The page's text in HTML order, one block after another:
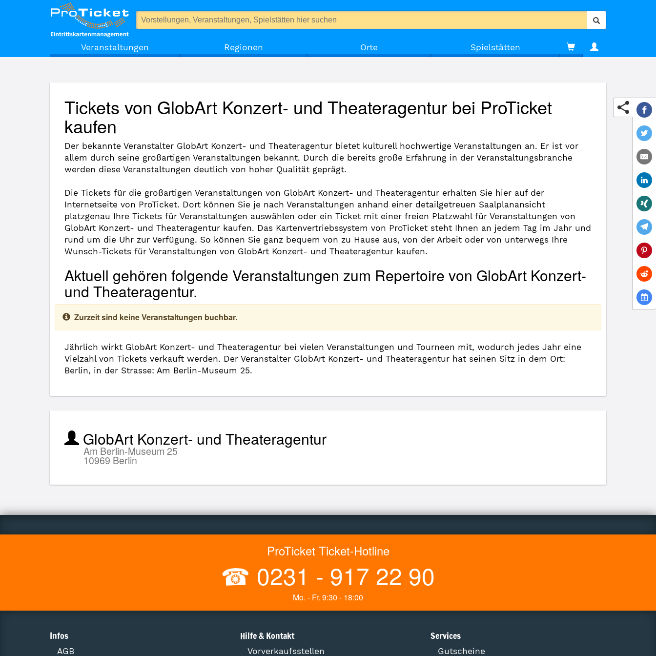
Veranstaltungen Regionen Orte Spielstätten
GlobArt Konzert- und Theateragentur
Tickets von GlobArt Konzert- und Theateragentur bei ProTicket
kaufen
Der bekannte Veranstalter GlobArt Konzert- und Theateragentur bietet kulturell hochwertige Veranstaltungen an. Er ist vor
allem durch seine großartigen Veranstaltungen bekannt. Durch die bereits große Erfahrung in der Veranstaltungsbranche
werden diese Veranstaltungen deutlich von hoher Qualität geprägt.
Die Tickets für die großartigen Veranstaltungen von GlobArt Konzert- und Theateragentur erhalten Sie hier auf der
Internetseite von ProTicket. Dort können Sie je nach Veranstaltungen anhand einer detailgetreuen Saalplanansicht
platzgenau Ihre Tickets für Veranstaltungen auswählen oder ein Ticket mit einer freien Platzwahl für Veranstaltungen von
GlobArt Konzert- und Theateragentur kaufen. Das Kartenvertriebssystem von ProTicket steht Ihnen an jedem Tag im Jahr und
rund um die Uhr zur Verfügung. So können Sie ganz bequem von zu Hause aus, von der Arbeit oder von unterwegs Ihre
Wunsch-Tickets für Veranstaltungen von GlobArt Konzert- und Theateragentur kaufen.
Aktuell gehören folgende Veranstaltungen zum Repertoire von GlobArt Konzert-
und Theateragentur.
Zurzeit sind keine Veranstaltungen buchbar.
Jährlich wirkt GlobArt Konzert- und Theateragentur bei vielen Veranstaltungen und Tourneen mit, wodurch jedes Jahr eine
Vielzahl von Tickets verkauft werden. Der Veranstalter GlobArt Konzert- und Theateragentur hat seinen Sitz in dem Ort:
Berlin, in der Strasse: Am Berlin-Museum 25.
GlobArt Konzert- und Theateragentur
Am Berlin-Museum 25
10969 Berlin
ProTicket Ticket-Hotline
☎ 0231 - 917 22 90
Mo. - Fr. 9:30 - 18:00
Infos
AGB
Hilfe & Kontakt
Vorverkaufsstellen
Services
Gutscheine